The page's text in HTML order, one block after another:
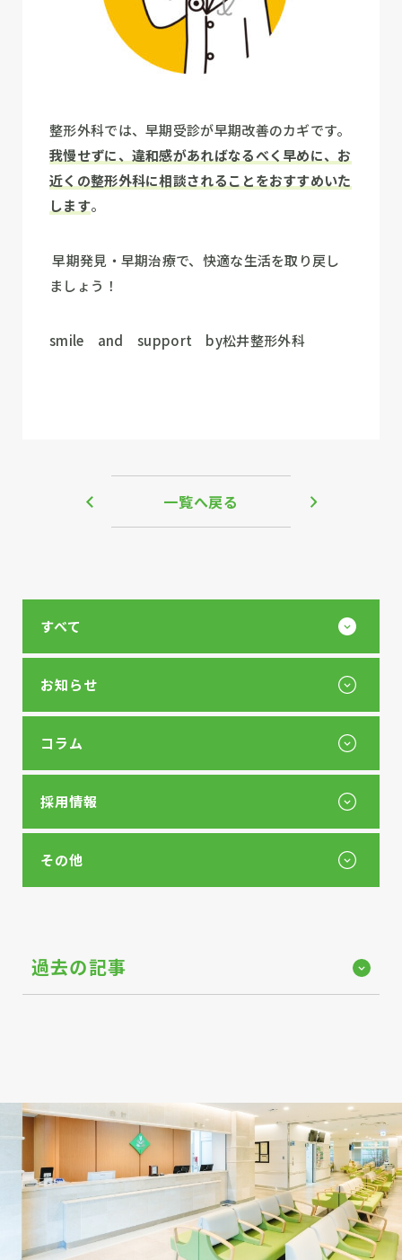
整形外科では、早期受診が早期改善のカギです。
我慢せずに、違和感があればなるべく早めに、お
近くの整形外科に相談されることをおすすめいた
します。
早期発見・早期治療で、快適な生活を取り戻し
ましょう！
smile and support by松井整形外科
一覧へ戻る
すべて
お知らせ
コラム
採用情報
その他
過去の記事